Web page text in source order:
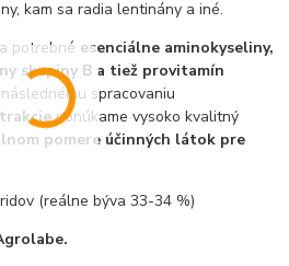
kam sa radia lentinány a iné.
potrebné esenciálne aminokyseliny,
skupiny B a tiež provitamín
spracovaniu
ponúkame vysoko kvalitný
pomere účinných látok pre
(reálne býva 33-34 %)